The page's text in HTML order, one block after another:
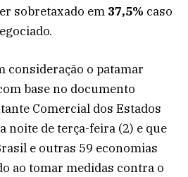
sobretaxado em 37,5% caso
consideração o patamar
base no documento
Comercial dos Estados
noite de terça-feira (2) e que
e outras 59 economias
ao tomar medidas contra o